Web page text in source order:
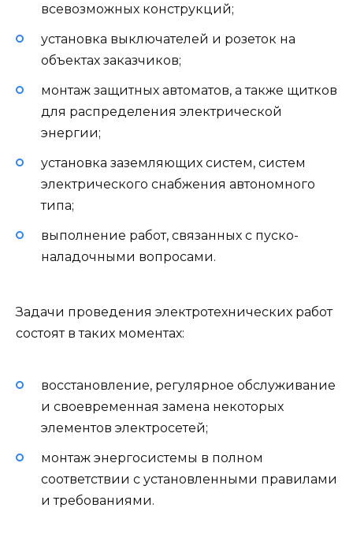
всевозможных конструкций;
установка выключателей и розеток на
объектах заказчиков;
монтаж защитных автоматов, а также щитков
для распределения электрической
энергии;
установка заземляющих систем, систем
электрического снабжения автономного
типа;
выполнение работ, связанных с пуско-
наладочными вопросами.
Задачи проведения электротехнических работ
состоят в таких моментах:
восстановление, регулярное обслуживание
и своевременная замена некоторых
элементов электросетей;
монтаж энергосистемы в полном
соответствии с установленными правилами
и требованиями.